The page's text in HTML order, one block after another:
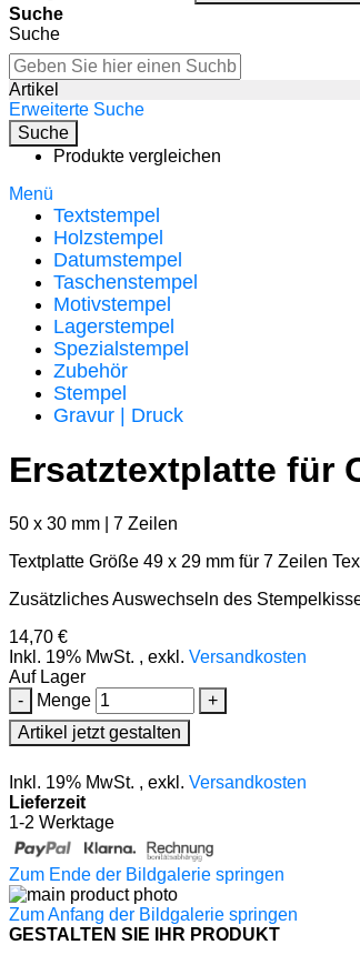
Suche
Suche
Artikel
Erweiterte Suche
Suche
Produkte vergleichen
Menü
Textstempel
Holzstempel
Datumstempel
Taschenstempel
Motivstempel
Lagerstempel
Spezialstempel
Zubehör
Stempel
Gravur | Druck
Ersatztextplatte für
50 x 30 mm | 7 Zeilen
Textplatte Größe 49 x 29 mm für 7 Zeilen
Zusätzliches Auswechseln des
14,70 €
Inkl. 19% MwSt. , exkl. Versandkosten
Auf Lager
-
Menge
+
Artikel jetzt gestalten
Inkl. 19% MwSt. , exkl. Versandkosten
Lieferzeit
1-2 Werktage
Zum Ende der Bildgalerie springen
Zum Anfang der Bildgalerie springen
GESTALTEN SIE IHR PRODUKT